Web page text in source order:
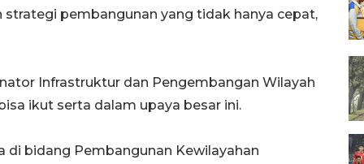
pembangunan yang tidak hanya cepat,
Infrastruktur dan Pengembangan Wilayah
ikut serta dalam upaya besar ini.
di bidang Pembangunan Kewilayahan